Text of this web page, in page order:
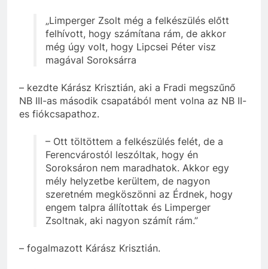
„Limperger Zsolt még a felkészülés előtt
felhívott, hogy számítana rám, de akkor
még úgy volt, hogy Lipcsei Péter visz
magával Soroksárra
– kezdte Kárász Krisztián, aki a Fradi megszűnő
NB III-as második csapatából ment volna az NB II-
es fiókcsapathoz.
– Ott töltöttem a felkészülés felét, de a
Ferencvárostól leszóltak, hogy én
Soroksáron nem maradhatok. Akkor egy
mély helyzetbe kerültem, de nagyon
szeretném megköszönni az Érdnek, hogy
engem talpra állítottak és Limperger
Zsoltnak, aki nagyon számít rám.”
– fogalmazott Kárász Krisztián.